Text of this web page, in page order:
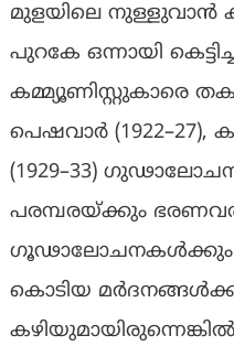
മുളയിലെ നുള്ളുവാൻ
പുറകേ ഒന്നായി
കമ്മ്യൂണിസ്റ്റുകാരെ
പെഷവാർ (1922–27),
(1929–33)
പരമ്പരയ്ക്കും
ഗൂഢാലോചനകൾക്കും
കൊടിയ